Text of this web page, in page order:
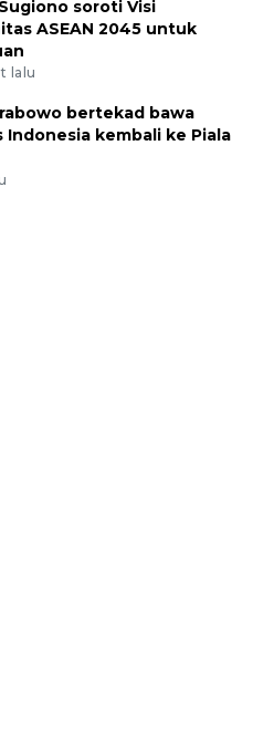
soroti Visi
ASEAN 2045 untuk
lalu
bertekad bawa
Indonesia kembali ke Piala